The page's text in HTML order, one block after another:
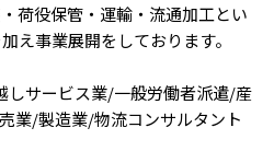
荷役保管・運輸・流通加工とい
え事業展開をしております。
しサービス業/一般労働者派遣/産
業/製造業/物流コンサルタント